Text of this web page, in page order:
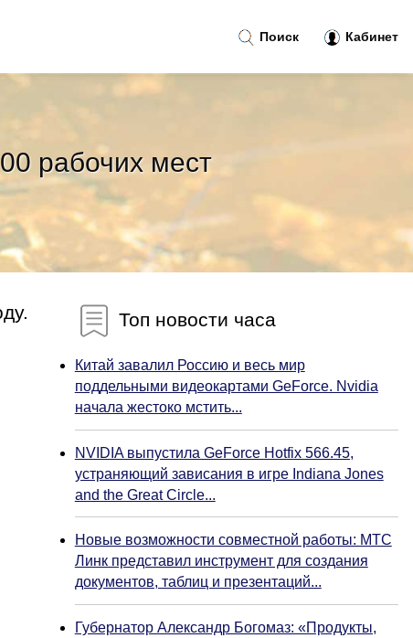
рабочих мест
Топ новости часа
Китай завалил Россию и весь мир
поддельными видеокартами GeForce. Nvidia
начала жестоко мстить...
NVIDIA выпустила GeForce Hotfix 566.45,
устраняющий зависания в игре Indiana Jones
and the Great Circle...
Новые возможности совместной работы: МТС
Линк представил инструмент для создания
документов, таблиц и презентаций...
Губернатор Александр Богомаз: «Продукты,
Поиск Кабинет